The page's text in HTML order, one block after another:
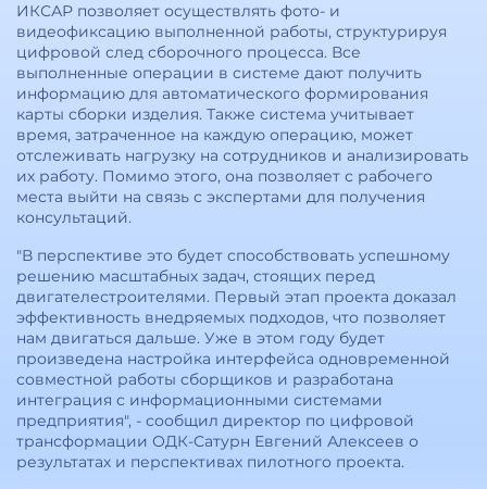
ИКСАР позволяет осуществлять фото- и
видеофиксацию выполненной работы, структурируя
цифровой след сборочного процесса. Все
выполненные операции в системе дают получить
информацию для автоматического формирования
карты сборки изделия. Также система учитывает
время, затраченное на каждую операцию, может
отслеживать нагрузку на сотрудников и анализировать
их работу. Помимо этого, она позволяет с рабочего
места выйти на связь с экспертами для получения
консультаций.
"В перспективе это будет способствовать успешному
решению масштабных задач, стоящих перед
двигателестроителями. Первый этап проекта доказал
эффективность внедряемых подходов, что позволяет
нам двигаться дальше. Уже в этом году будет
произведена настройка интерфейса одновременной
совместной работы сборщиков и разработана
интеграция с информационными системами
предприятия", - сообщил директор по цифровой
трансформации ОДК-Сатурн Евгений Алексеев о
результатах и перспективах пилотного проекта.